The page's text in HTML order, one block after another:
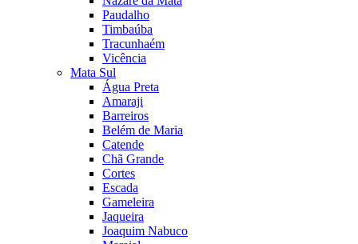
Paudalho
Timbaúba
Tracunhaém
Vicência
Mata Sul
Água Preta
Amaraji
Barreiros
Belém de Maria
Catende
Chã Grande
Cortes
Escada
Gameleira
Jaqueira
Joaquim Nabuco